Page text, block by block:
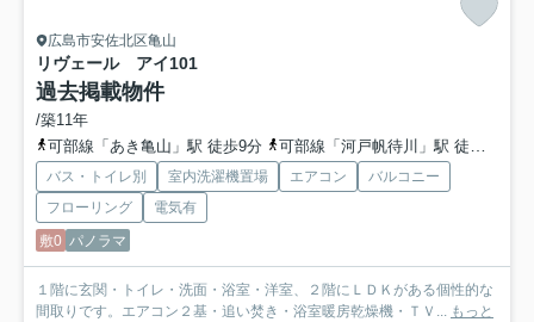
広島市安佐北区亀山
リヴェール アイ101
過去掲載物件
/築11年
可部線「あき亀山」駅 徒歩9分
可部線「河戸帆待川」駅 徒歩12分
バス・トイレ別 室内洗濯機置場 エアコン
バルコニー
フローリング
電気有
敷0 パノラマ
１階に玄関・トイレ・洗面・浴室・洋室、２階にＬＤＫがある個性的な
間取りです。エアコン２基・追い焚き・浴室暖房乾燥機・ＴＶ... もっと